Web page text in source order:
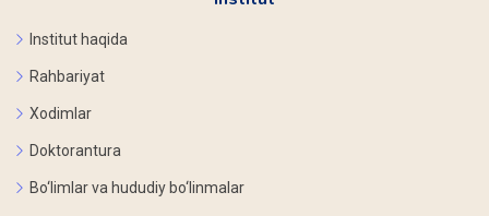
Institut haqida
Rahbariyat
Xodimlar
Doktorantura
Bo‘limlar va hududiy bo‘linmalar